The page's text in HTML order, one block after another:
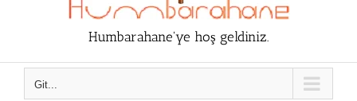
Humbarahane'ye hoş geldiniz.
Git...